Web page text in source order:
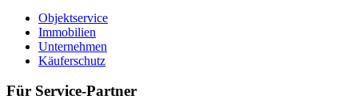
Objektservice
Immobilien
Unternehmen
Käuferschutz
Für Service-Partner